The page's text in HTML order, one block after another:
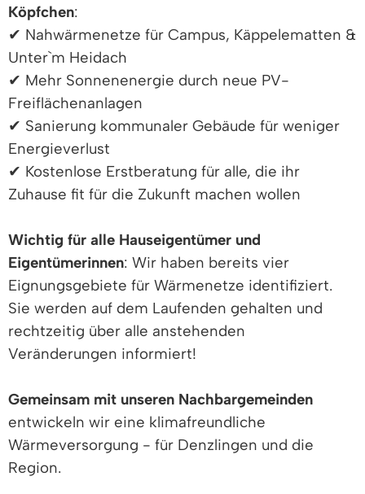
Köpfchen:
✔ Nahwärmenetze für Campus, Käppelematten &
Unter`m Heidach
✔ Mehr Sonnenenergie durch neue PV-
Freiflächenanlagen
✔ Sanierung kommunaler Gebäude für weniger
Energieverlust
✔ Kostenlose Erstberatung für alle, die ihr
Zuhause fit für die Zukunft machen wollen
Wichtig für alle Hauseigentümer und
Eigentümerinnen: Wir haben bereits vier
Eignungsgebiete für Wärmenetze identifiziert.
Sie werden auf dem Laufenden gehalten und
rechtzeitig über alle anstehenden
Veränderungen informiert!
Gemeinsam mit unseren Nachbargemeinden
entwickeln wir eine klimafreundliche
Wärmeversorgung - für Denzlingen und die
Region.